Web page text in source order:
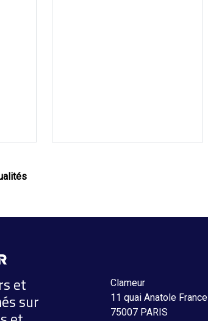
et
sur
Clameur
11 quai Anatole France
75007 PARIS